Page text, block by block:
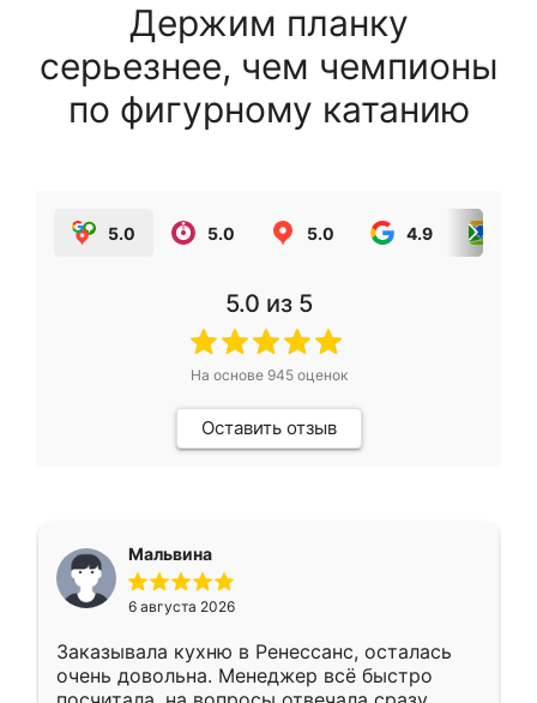
Держим планку
серьезнее, чем чемпионы
по фигурному катанию
5.0 5.0 5.0 4.9
5.0 из 5
На основе 945оценок
Оставить отзыв
Мальвина
6 августа 2026
Заказывала кухню в Ренессанс, осталась
очень довольна. Менеджер всё быстро